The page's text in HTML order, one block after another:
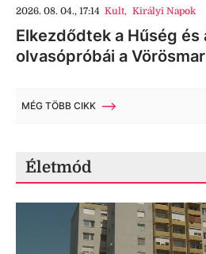
2026. 08. 04., 17:14 Kult, Királyi Napok
Elkezdődtek a Hűség és
olvasópróbái a
MÉG TÖBB CIKK
Életmód